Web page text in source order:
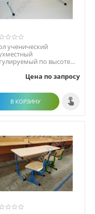
ученический
по высоте
(р. гр. ...
Цена по запросу
В КОРЗИНУ